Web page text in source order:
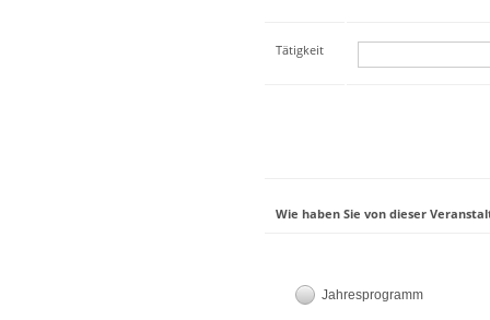
Tätigkeit
Wie haben Sie von dieser
Jahresprogramm